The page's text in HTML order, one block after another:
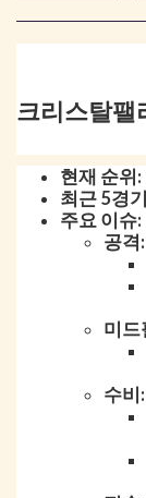
크리스탈팰
현재 순위:
최근 5경
주요 이슈:
공격:
미드
수비: